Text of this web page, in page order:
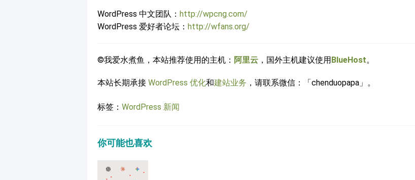
WordPress 中文团队： http://wpcng.com/
WordPress 爱好者论坛： http://wfans.org/
©我爱水煮鱼，本站推荐使用的主机： 阿里云 ，国外主机建议使用BlueHost。
本站长期承接 WordPress 优化和建站业务 ，请联系微信：「chenduopapa」。
标签： WordPress 新闻
你可能也喜欢